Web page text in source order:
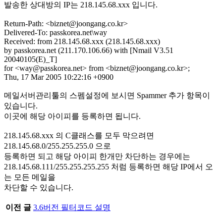
발송한 상대방의 IP는 218.145.68.xxx 입니다.
Return-Path: <biznet@joongang.co.kr>
Delivered-To: passkorea.net\way
Received: from 218.145.68.xxx (218.145.68.xxx)
by passkorea.net (211.170.106.66) with [Nmail V3.51
20040105(E)_T]
for <way@passkorea.net> from <biznet@joongang.co.kr>;
Thu, 17 Mar 2005 10:22:16 +0900
메일서버관리툴의 스펨설정에 보시면 Spammer 추가 항목이
있습니다.
이곳에 해당 아이피를 등록하면 됩니다.
218.145.68.xxx 의 C클래스를 모두 막으려면
218.145.68.0/255.255.255.0 으로
등록하면 되고 해당 아이피 한개만 차단하는 경우에는
218.145.68.111/255.255.255.255 처럼 등록하면 해당 IP에서 오
는 모든 메일을
차단할 수 있습니다.
이전 글 3.6버전 필터코드 설명